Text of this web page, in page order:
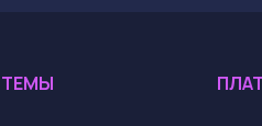
ТЕМЫ